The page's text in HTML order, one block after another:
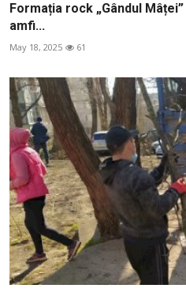
Formația rock „Gândul
amfi...
May 18, 2025 61